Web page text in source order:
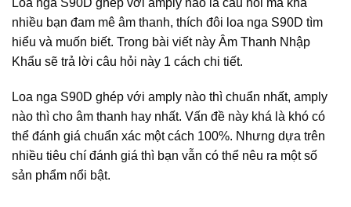
nhiều bạn đam mê âm thanh, thích đôi loa nga S90D tìm
hiểu và muốn biết. Trong bài viết này Âm Thanh Nhập
Khẩu sẽ trả lời câu hỏi này 1 cách chi tiết.
Loa nga S90D ghép với amply nào thì chuẩn nhất, amply
nào thì cho âm thanh hay nhất. Vấn đề này khá là khó có
thể đánh giá chuẩn xác một cách 100%. Nhưng dựa trên
nhiều tiêu chí đánh giá thì bạn vẫn có thể nêu ra một số
sản phẩm nổi bật.